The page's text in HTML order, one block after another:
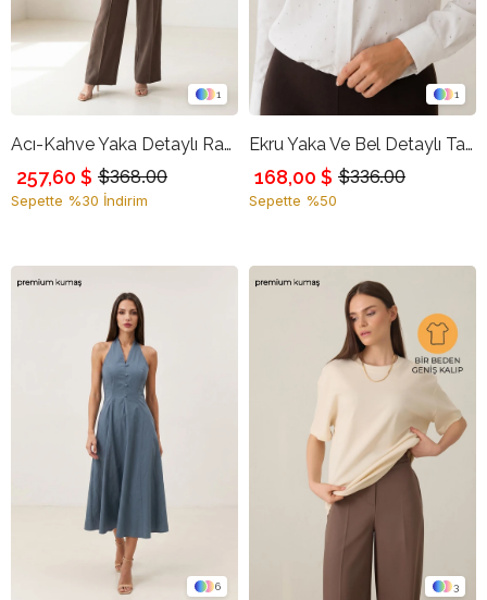
1
Acı-Kahve Yaka Detaylı Rahat Kesim Ceket
$368.00
257,60 $
Sepette %30 İndirim
1
Ekru Yaka Ve Bel Detaylı Taşlı Uzun Kollu Gömlek
$336.00
168,00 $
Sepette %50
6 3